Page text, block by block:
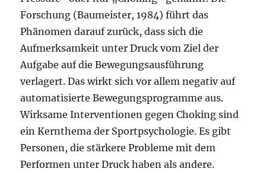
Forschung (Baumeister, 1984) führt das
Phänomen darauf zurück, dass sich die
Aufmerksamkeit unter Druck vom Ziel der
Aufgabe auf die Bewegungsausführung
verlagert. Das wirkt sich vor allem negativ auf
automatisierte Bewegungsprogramme aus.
Wirksame Interventionen gegen Choking sind
ein Kernthema der Sportpsychologie. Es gibt
Personen, die stärkere Probleme mit dem
Performen unter Druck haben als andere.